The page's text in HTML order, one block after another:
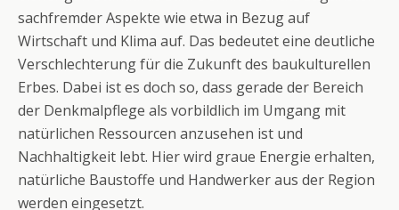
sachfremder Aspekte wie etwa in Bezug auf
Wirtschaft und Klima auf. Das bedeutet eine deutliche
Verschlechterung für die Zukunft des baukulturellen
Erbes. Dabei ist es doch so, dass gerade der Bereich
der Denkmalpflege als vorbildlich im Umgang mit
natürlichen Ressourcen anzusehen ist und
Nachhaltigkeit lebt. Hier wird graue Energie erhalten,
natürliche Baustoffe und Handwerker aus der Region
werden eingesetzt.